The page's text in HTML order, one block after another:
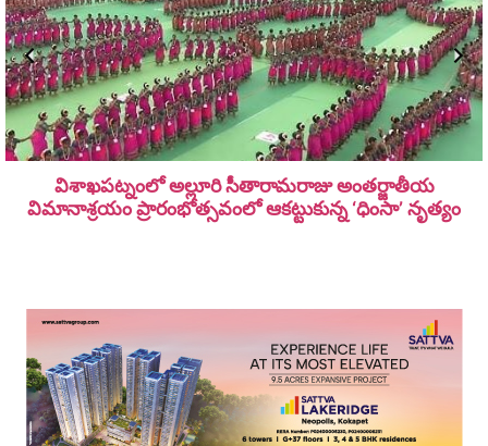
విశాఖపట్నంలో అల్లూరి సీతారామ‌రాజు అంత‌ర్జాతీయ
విమానాశ్ర‌యం ప్రారంభోత్సవంలో ఆకట్టుకున్న ‘ధింసా’ నృత్యం